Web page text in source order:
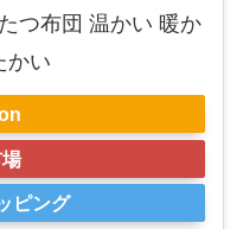
つ布団 温かい 暖か
かい
ピング